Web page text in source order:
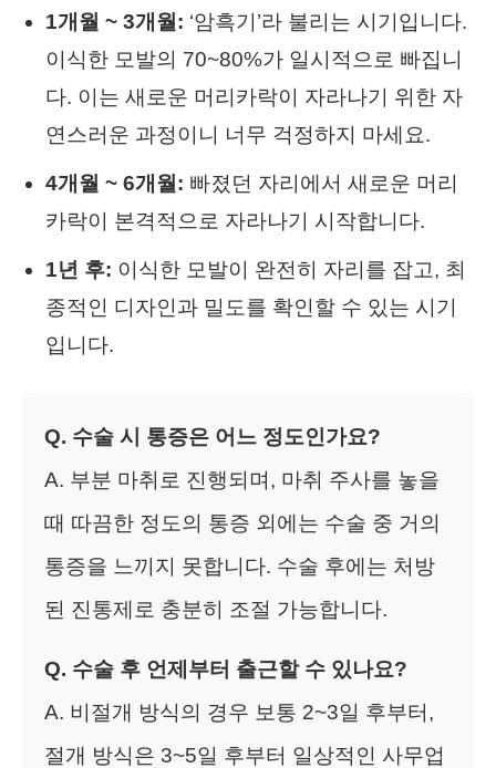
1개월 ~ 3개월: ‘암흑기’라 불리는 시기입니다.
이식한 모발의 70~80%가 일시적으로 빠집니
다. 이는 새로운 머리카락이 자라나기 위한 자
연스러운 과정이니 너무 걱정하지 마세요.
4개월 ~ 6개월: 빠졌던 자리에서 새로운 머리
카락이 본격적으로 자라나기 시작합니다.
1년 후: 이식한 모발이 완전히 자리를 잡고, 최
종적인 디자인과 밀도를 확인할 수 있는 시기
입니다.
Q. 수술 시 통증은 어느 정도인가요?
A. 부분 마취로 진행되며, 마취 주사를 놓을
때 따끔한 정도의 통증 외에는 수술 중 거의
통증을 느끼지 못합니다. 수술 후에는 처방
된 진통제로 충분히 조절 가능합니다.
Q. 수술 후 언제부터 출근할 수 있나요?
A. 비절개 방식의 경우 보통 2~3일 후부터,
절개 방식은 3~5일 후부터 일상적인 사무업